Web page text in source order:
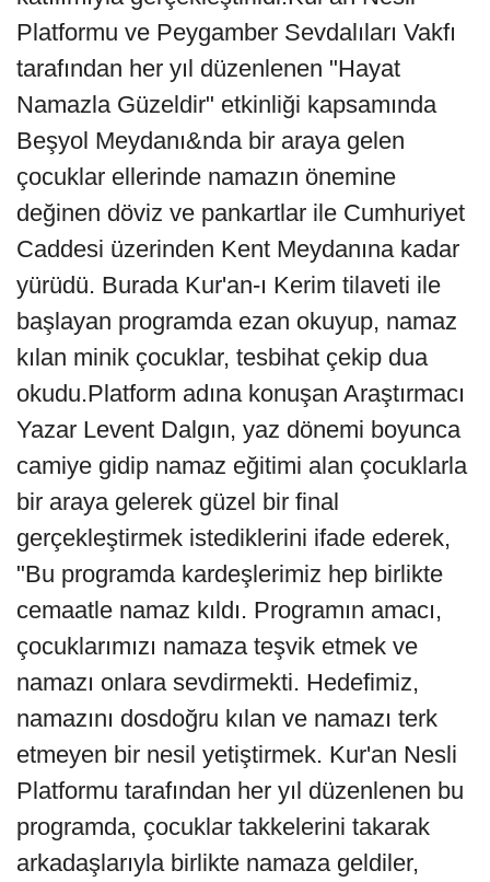
Platformu ve Peygamber Sevdalıları Vakfı
tarafından her yıl düzenlenen "Hayat
Namazla Güzeldir" etkinliği kapsamında
Beşyol Meydanı&nda bir araya gelen
çocuklar ellerinde namazın önemine
değinen döviz ve pankartlar ile Cumhuriyet
Caddesi üzerinden Kent Meydanına kadar
yürüdü. Burada Kur'an-ı Kerim tilaveti ile
başlayan programda ezan okuyup, namaz
kılan minik çocuklar, tesbihat çekip dua
okudu.Platform adına konuşan Araştırmacı
Yazar Levent Dalgın, yaz dönemi boyunca
camiye gidip namaz eğitimi alan çocuklarla
bir araya gelerek güzel bir final
gerçekleştirmek istediklerini ifade ederek,
"Bu programda kardeşlerimiz hep birlikte
cemaatle namaz kıldı. Programın amacı,
çocuklarımızı namaza teşvik etmek ve
namazı onlara sevdirmekti. Hedefimiz,
namazını dosdoğru kılan ve namazı terk
etmeyen bir nesil yetiştirmek. Kur'an Nesli
Platformu tarafından her yıl düzenlenen bu
programda, çocuklar takkelerini takarak
arkadaşlarıyla birlikte namaza geldiler,